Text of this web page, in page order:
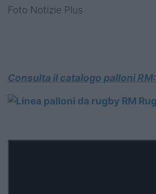
Foto Notizie Plus
Consulta il catalogo palloni RM: